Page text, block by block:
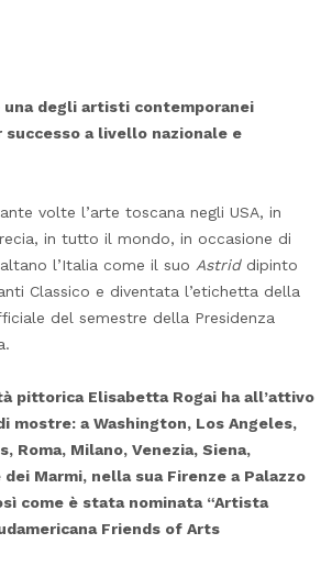
una degli artisti contemporanei
successo a livello nazionale e
volte l’arte toscana negli USA, in
in tutto il mondo, in occasione di
l’Italia come il suo Astriddipinto
Classico e diventata l’etichetta della
del semestre della Presidenza
pittorica Elisabetta Rogai ha all’attivo
mostre: a Washington, Los Angeles,
Roma, Milano, Venezia, Siena,
Marmi, nella sua Firenze a Palazzo
come è stata nominata “Artista
Friends of Arts